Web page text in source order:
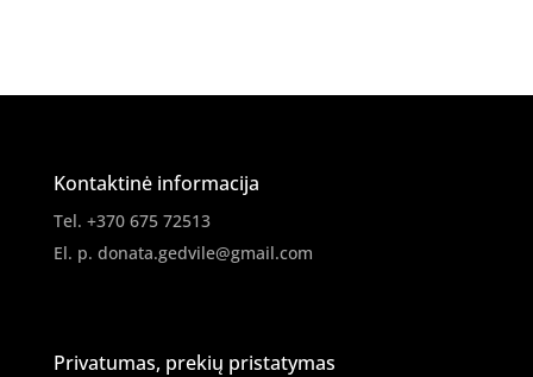
Kontaktinė informacija
Tel. +370 675 72513
El. p. donata.gedvile@gmail.com
Privatumas, prekių pristatymas